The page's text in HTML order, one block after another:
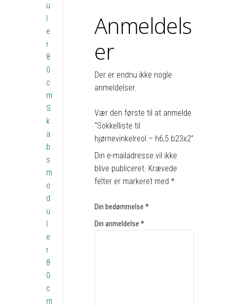
Anmeldels
er
Der er endnu ikke nogle
anmeldelser.
Vær den første til at anmelde
“Sokkelliste til
hjørnevinkelreol – h6,5 b23x2”
Din e-mailadresse vil ikke
blive publiceret. Krævede
felter er markeret med*
Din bedømmelse*
Din anmeldelse*
u
l
e
r
8
0
c
m
S
k
a
b
s
m
o
d
u
l
e
r
8
0
c
m